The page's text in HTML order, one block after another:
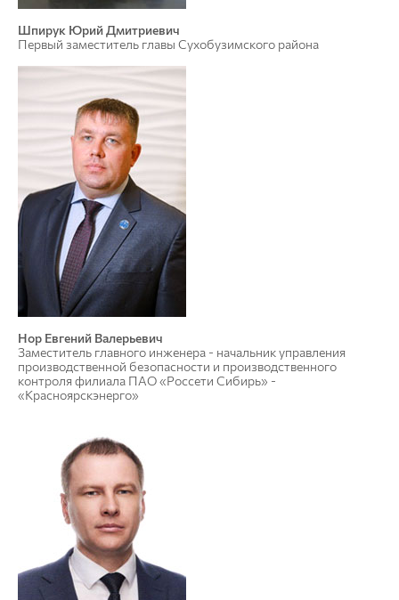
Шпирук Юрий Дмитриевич
Первый заместитель главы Сухобузимского района
Нор Евгений Валерьевич
Заместитель главного инженера - начальник управления
производственной безопасности и производственного
контроля филиала ПАО «Россети Сибирь» -
«Красноярскэнерго»